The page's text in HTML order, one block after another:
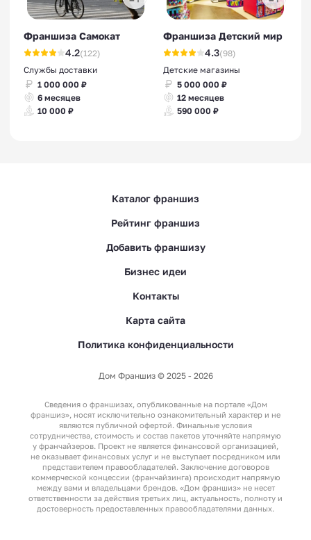
Франшиза Самокат
4.2(122)
Службы доставки
1 000 000 ₽
6 месяцев
10 000 ₽
Франшиза Детский мир
4.3(98)
Детские магазины
5 000 000 ₽
12 месяцев
590 000 ₽
Каталог франшиз
Рейтинг франшиз
Добавить франшизу
Бизнес идеи
Контакты
Карта сайта
Политика конфиденциальности
Дом Франшиз © 2025 - 2026